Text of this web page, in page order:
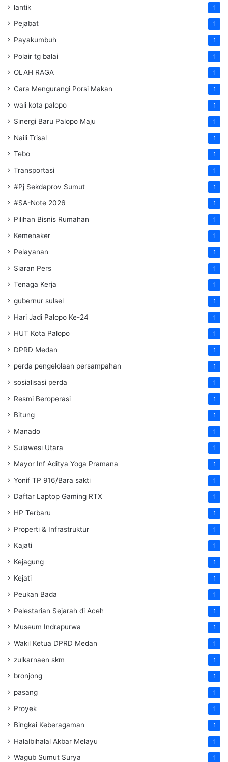
lantik 1
Pejabat 1
Payakumbuh 1
Polair tg balai 1
OLAH RAGA 1
Cara Mengurangi Porsi Makan 1
wali kota palopo 1
Sinergi Baru Palopo Maju 1
Naili Trisal 1
Tebo 1
Transportasi 1
#Pj Sekdaprov Sumut 1
#SA-Note 2026 1
Pilihan Bisnis Rumahan 1
Kemenaker 1
Pelayanan 1
Siaran Pers 1
Tenaga Kerja 1
gubernur sulsel 1
Hari Jadi Palopo Ke-24 1
HUT Kota Palopo 1
DPRD Medan 1
perda pengelolaan persampahan 1
sosialisasi perda 1
Resmi Beroperasi 1
Bitung 1
Manado 1
Sulawesi Utara 1
Mayor Inf Aditya Yoga Pramana 1
Yonif TP 916/Bara sakti 1
Daftar Laptop Gaming RTX 1
HP Terbaru 1
Properti & Infrastruktur 1
Kajati 1
Kejagung 1
Kejati 1
Peukan Bada 1
Pelestarian Sejarah di Aceh 1
Museum Indrapurwa 1
Wakil Ketua DPRD Medan 1
zulkarnaen skm 1
bronjong 1
pasang 1
Proyek 1
Bingkai Keberagaman 1
Halalbihalal Akbar Melayu 1
Wagub Sumut Surya 1